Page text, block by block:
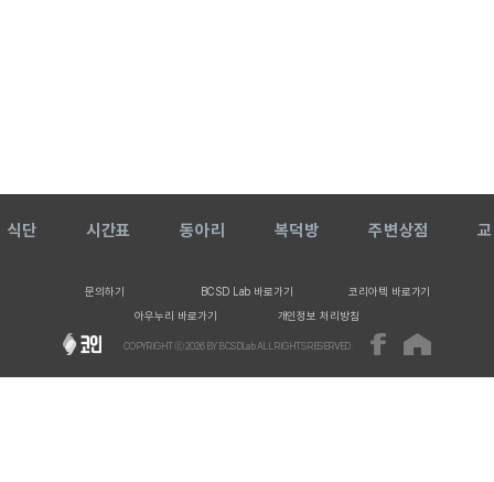
식단 시간표 동아리 복덕방 주변상점
문의하기 BCSD Lab 바로가기
코리아텍 바로가기
아우누리 바로가기
개인정보 처리방침
COPYRIGHT ⓒ2026BY BCSDLab ALL RIGHTS RESERVED.